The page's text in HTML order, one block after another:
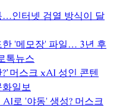
…인터넷 검열 방식이 달
'메모장' 파일… 3년 후
톡뉴스
머스크 xAI 성인 콘텐
일보
로 '야동' 생성? 머스크